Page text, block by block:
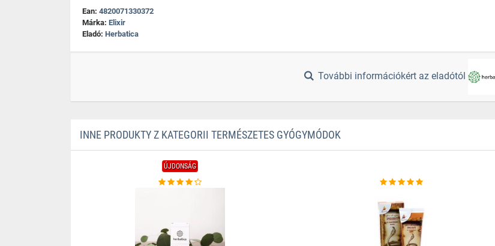
Ean: 4820071330372
Márka: Elixir
Eladó: Herbatica
További információkért az eladótól
INNE PRODUKTY Z KATEGORII TERMÉSZETES GYÓGYMÓDOK
ÚJDONSÁG